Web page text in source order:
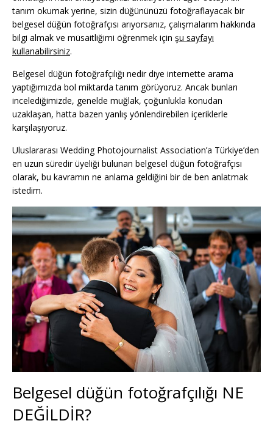
tanım okumak yerine, sizin düğününüzü fotoğraflayacak bir
belgesel düğün fotoğrafçısı arıyorsanız, çalışmalarım hakkında
bilgi almak ve müsaitliğimi öğrenmek için şu sayfayı
kullanabilirsiniz.
Belgesel düğün fotoğrafçılığı nedir diye internette arama
yaptığımızda bol miktarda tanım görüyoruz. Ancak bunları
incelediğimizde, genelde muğlak, çoğunlukla konudan
uzaklaşan, hatta bazen yanlış yönlendirebilen içeriklerle
karşılaşıyoruz.
Uluslararası Wedding Photojournalist Association’a Türkiye’den
en uzun süredir üyeliği bulunan belgesel düğün fotoğrafçısı
olarak, bu kavramın ne anlama geldiğini bir de ben anlatmak
istedim.
Belgesel düğün fotoğrafçılığı NE
DEĞİLDİR?